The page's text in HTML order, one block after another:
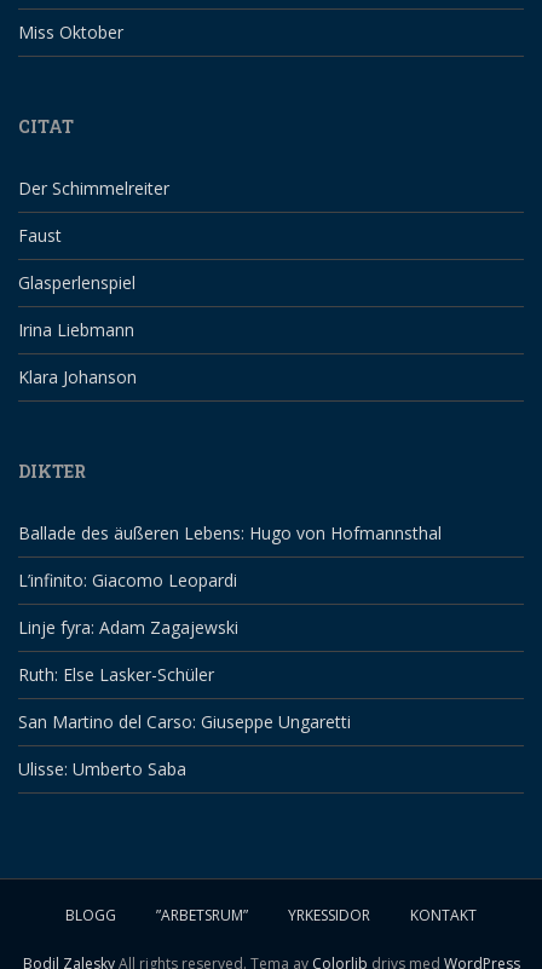
Miss Oktober
CITAT
Der Schimmelreiter
Faust
Glasperlenspiel
Irina Liebmann
Klara Johanson
DIKTER
Ballade des äußeren Lebens: Hugo von Hofmannsthal
L’infinito: Giacomo Leopardi
Linje fyra: Adam Zagajewski
Ruth: Else Lasker-Schüler
San Martino del Carso: Giuseppe Ungaretti
Ulisse: Umberto Saba
BLOGG ”ARBETSRUM” YRKESSIDOR KONTAKT
Bodil ZaleskyAll rights reserved. Tema av Colorlib drivs med WordPress